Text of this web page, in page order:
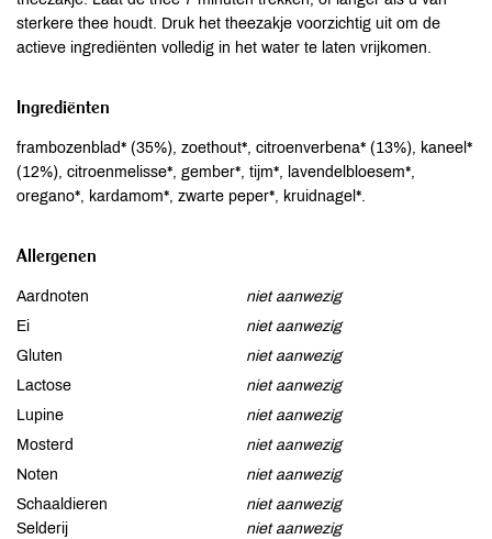
sterkere thee houdt. Druk het theezakje voorzichtig uit om de
actieve ingrediënten volledig in het water te laten vrijkomen.
Ingrediënten
frambozenblad* (35%), zoethout*, citroenverbena* (13%), kaneel*
(12%), citroenmelisse*, gember*, tijm*, lavendelbloesem*,
oregano*, kardamom*, zwarte peper*, kruidnagel*.
Allergenen
Aardnoten
niet aanwezig
Ei
niet aanwezig
Gluten
niet aanwezig
Lactose
niet aanwezig
Lupine
niet aanwezig
Mosterd
niet aanwezig
Noten
niet aanwezig
Schaaldieren
niet aanwezig
Selderij
niet aanwezig